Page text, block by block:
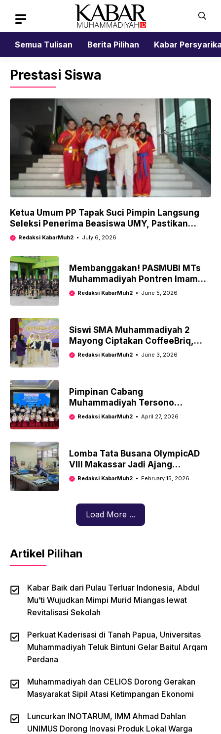
content
Semua Tulisan
Berita Pilihan Kabar
Prestasi Siswa
Ketua Umum PP Tapak Suci Pimpin Langsung
Seleksi Penerima Beasiswa UMY, Pastikan
Kader Unggul bagi Kemajuan Muhammadiyah
Redaksi KabarMuh2 July 6, 2026
Membanggakan! PASMUBI MTs
Muhammadiyah Pontren Imam
Syuhodo Borong 4 Piala Kejurnas
Redaksi KabarMuh2 June 5, 2026
Siswi SMA Muhammadiyah 2
Mayong Ciptakan CoffeeBriq,
Inovasi Energi Alternatif Melalui
Redaksi KabarMuh2 June 3, 2026
Pimpinan Cabang
Muhammadiyah Tersono
Kabupaten Batang Gratiskan SPP
Redaksi KabarMuh2 April 27, 2026
Lomba Tata Busana OlympicAD
VIII Makassar Jadi Ajang
Desainer Muda Bersinar,
Redaksi KabarMuh2 February 15, 2026
Load More ...
Artikel Pilihan
Kabar Baik dari Pulau Terluar Indonesia, Abdul
Mu’ti Wujudkan Mimpi Murid Miangas lewat
Revitalisasi Sekolah
Perkuat Kaderisasi di Tanah Papua, Universitas
Muhammadiyah Teluk Bintuni Gelar Baitul Arqam
Perdana
Muhammadiyah dan CELIOS Dorong Gerakan
Masyarakat Sipil Atasi Ketimpangan Ekonomi
Luncurkan INOTARUM, IMM Ahmad Dahlan
UNIMUS Dorong Inovasi Produk Lokal Warga